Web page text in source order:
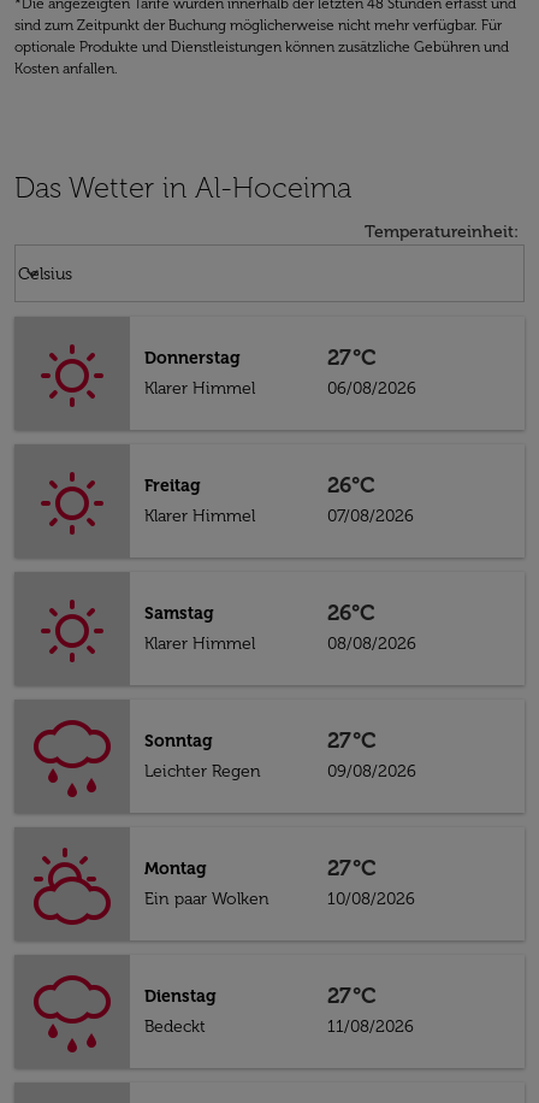
*Die angezeigten Tarife wurden innerhalb der letzten 48 Stunden erfasst und
sind zum Zeitpunkt der Buchung möglicherweise nicht mehr verfügbar. Für
optionale Produkte und Dienstleistungen können zusätzliche Gebühren und
Kosten anfallen.
Das Wetter in Al-Hoceima
Temperatureinheit:
Celsius
keyboard_arrow_down
Donnerstag
Klarer Himmel
27°C
06/08/2026
Freitag
Klarer Himmel
26°C
07/08/2026
Samstag
Klarer Himmel
26°C
08/08/2026
Sonntag
Leichter Regen
27°C
09/08/2026
Montag
Ein paar Wolken
27°C
10/08/2026
Dienstag
Bedeckt
27°C
11/08/2026